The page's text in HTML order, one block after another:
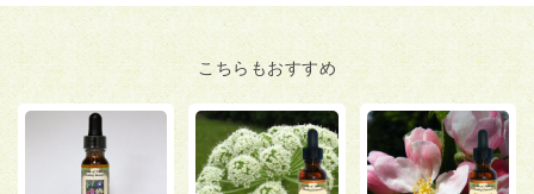
こちらもおすすめ